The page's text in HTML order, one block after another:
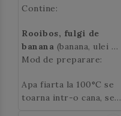
Contine:
Rooibos, fulgi de
banana (banana, ulei de
cocos, zahar, miere),
(ananas, zahar, acid
citric), capsuni, aroma.
Mod de preparare:
Apa fiarta la 100°C se
toarna intr-o cana, se